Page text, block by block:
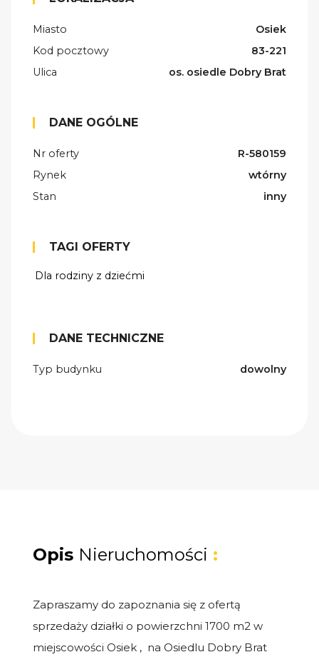
Miasto
Osiek
Kod pocztowy
83-221
Ulica
os. osiedle Dobry Brat
DANE OGÓLNE
Nr oferty
R-580159
Rynek
wtórny
Stan
inny
TAGI OFERTY
Dla rodziny z dziećmi
DANE TECHNICZNE
Typ budynku dowolny
Opis Nieruchomości :
Zapraszamy do zapoznania się z ofertą
sprzedaży działki o powierzchni 1700 m2 w
miejscowości Osiek , na Osiedlu Dobry Brat